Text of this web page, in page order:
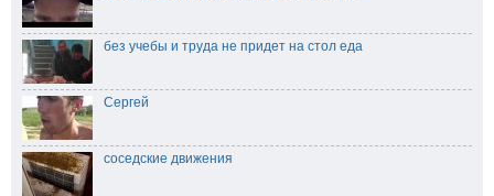
без учебы и труда не придет на стол еда
Сергей
соседские движения